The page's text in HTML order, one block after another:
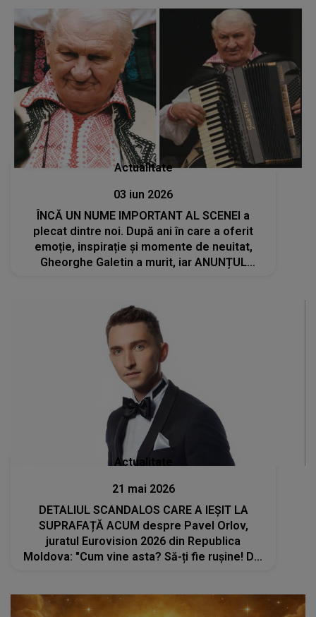
Actualitate
03 iun 2026
ÎNCĂ UN NUME IMPORTANT AL SCENEI a
plecat dintre noi. După ani în care a oferit
emoție, inspirație și momente de neuitat,
Gheorghe Galetin a murit, iar ANUNȚUL
Actualitate
21 mai 2026
DETALIUL SCANDALOS CARE A IEȘIT LA
SUPRAFAȚĂ ACUM despre Pavel Orlov,
juratul Eurovision 2026 din Republica
Moldova: "Cum vine asta? Să-ți fie rușine! Din